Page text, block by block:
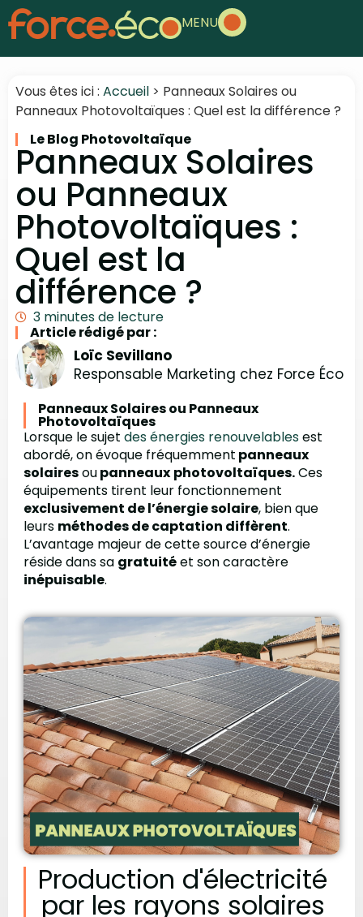
MENU
Vous êtes ici : Accueil> Panneaux Solaires ou
Panneaux Photovoltaïques : Quel est la différence ?
Le Blog Photovoltaïque
Panneaux Solaires
ou Panneaux
Photovoltaïques :
Quel est la
différence ?
3 minutes de lecture
Article rédigé par :
Loïc Sevillano
Responsable Marketing chez Force Éco
Panneaux Solaires ou Panneaux
Photovoltaïques
Lorsque le sujet des énergies renouvelablesest
abordé, on évoque fréquemment panneaux
solairesoupanneaux photovoltaïques.Ces
équipements tirent leur fonctionnement
exclusivement de l’énergie solaire, bien que
leurs méthodes de captation diffèrent.
L’avantage majeur de cette source d’énergie
réside dans sa gratuitéet son caractère
inépuisable.
Production d'électricité
par les rayons solaires